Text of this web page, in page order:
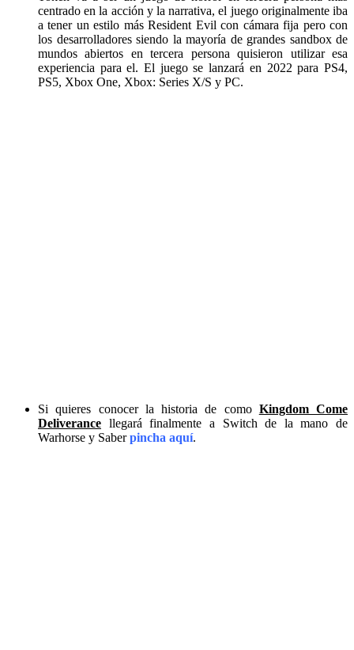
centrado en la acción y la narrativa, el juego originalmente iba
a tener un estilo más Resident Evil con cámara fija pero con
los desarrolladores siendo la mayoría de grandes sandbox de
mundos abiertos en tercera persona quisieron utilizar esa
experiencia para el. El juego se lanzará en 2022 para PS4,
PS5, Xbox One, Xbox: Series X/S y PC.
Si quieres conocer la historia de como Kingdom Come
Deliverance llegará finalmente a Switch de la mano de
Warhorse y Saberpincha aquí.